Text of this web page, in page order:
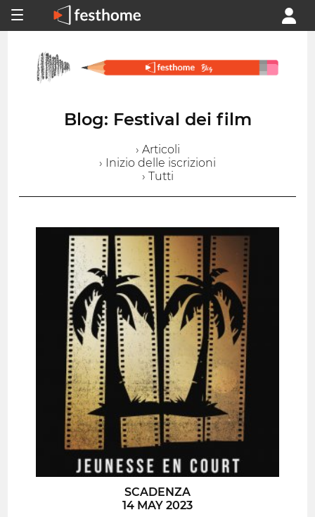
Blog: Festival dei film
› Articoli
› Inizio delle iscrizioni
› Tutti
SCADENZA
14 MAY 2023